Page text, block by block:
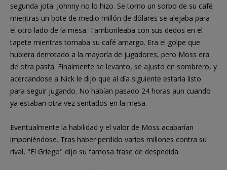
segunda jota. Johnny no lo hizo. Se tomo un sorbo de su café
mientras un bote de medio millón de dólares se alejaba para
el otro lado de la mesa. Tamborileaba con sus dedos en el
tapete mientras tomaba su café amargo. Era el golpe que
hubiera derrotado a la mayoría de jugadores, pero Moss era
de otra pasta. Finalmente se levanto, se ajusto en sombrero, y
acercandose a Nick le dijo que al día siguiente estaría listo
para seguir jugando. No habían pasado 24 horas aun cuando
ya estaban otra vez sentados en la mesa.
Eventualmente la habilidad y el valor de Moss acabarían
imponiéndose. Tras haber perdido varios millones contra su
rival, "El Griego" dijo su famosa frase de despedida